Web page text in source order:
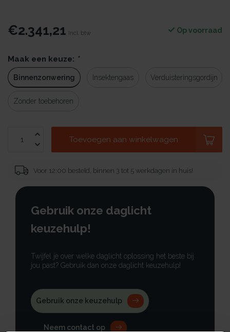
€2.341,21 Incl. btw Op voorraad
Maak een keuze: *
Binnenzonwering Insektengaas Verduisteringsgordijn
Zonder toebehoren
Toevoegen aan winkelwagen
Voor 12:00 besteld, binnen 3 tot 5 werkdagen in huis!
Gebruik onze daglicht
keuzehulp!
Twijfel je over welke daglicht oplossing het beste bij
jou past? Gebruik dan onze daglicht keuzehulp!
Gebruik onze keuzehulp
Neem contact op